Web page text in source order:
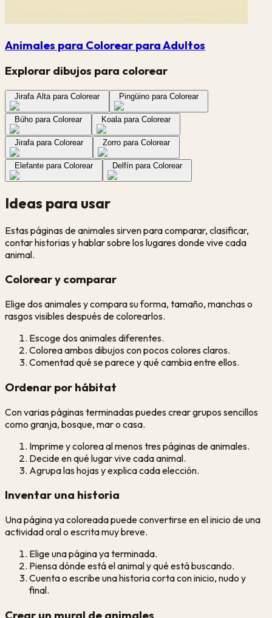
Animales para Colorear para Adultos
Explorar dibujos para colorear
Jirafa Alta para Colorear Pingüino para Colorear
Búho para Colorear Koala para Colorear
Jirafa para Colorear Zorro para Colorear
Elefante para Colorear Delfín para Colorear
Ideas para usar
Estas páginas de animales sirven para comparar, clasificar,
contar historias y hablar sobre los lugares donde vive cada
animal.
Colorear y comparar
Elige dos animales y compara su forma, tamaño, manchas o
rasgos visibles después de colorearlos.
Escoge dos animales diferentes.
Colorea ambos dibujos con pocos colores claros.
Comentad qué se parece y qué cambia entre ellos.
Ordenar por hábitat
Con varias páginas terminadas puedes crear grupos sencillos
como granja, bosque, mar o casa.
Imprime y colorea al menos tres páginas de animales.
Decide en qué lugar vive cada animal.
Agrupa las hojas y explica cada elección.
Inventar una historia
Una página ya coloreada puede convertirse en el inicio de una
actividad oral o escrita muy breve.
Elige una página ya terminada.
Piensa dónde está el animal y qué está buscando.
Cuenta o escribe una historia corta con inicio, nudo y
final.
Crear un mural de animales